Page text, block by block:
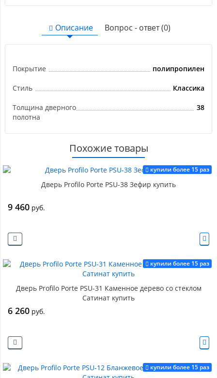
Описание Вопрос - ответ (0)
Покрытие полипропилен
Стиль Классика
Толщина дверного
полотна
38
Похожие товары
купили более 15 раз
Дверь Profilo Porte PSU-38 Зефир купить
9 460 руб.
купили более 15 раз
Дверь Profilo Porte PSU-31 Каменное дерево со стеклом
Сатинат купить
6 260 руб.
купили более 15 раз